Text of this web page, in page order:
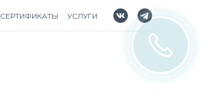
СЕРТИФИКАТЫ УСЛУГИ